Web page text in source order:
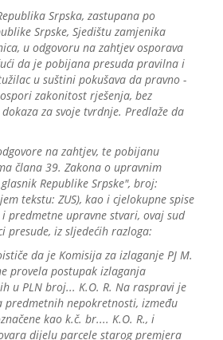
Srpska, zastupana po
Srpske, Sjedištu zamjenika
u odgovoru na zahtjev osporava
da je pobijana presuda pravilna i
u suštini pokušava da pravno -
zakonitost rješenja, bez
za svoje tvrdnje. Predlaže da
na zahtjev, te pobijanu
člana 39. Zakona o upravnim
Republike Srpske", broj:
tekstu: ZUS), kao i cjelokupne spise
predmetne upravne stvari, ovaj sud
presude, iz sljedećih razloga:
da je Komisija za izlaganje PJ M.
provela postupak izlaganja
u PLN broj... K.O. R. Na raspravi je
predmetnih nepokretnosti, između
kao k.č. br.... K.O. R., i
dijelu parcele starog premjera